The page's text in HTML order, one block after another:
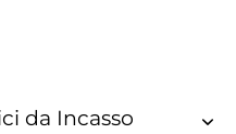
da Incasso